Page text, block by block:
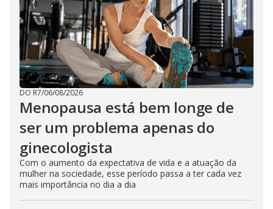
DO R7/06/08/2026
Menopausa está bem longe de
ser um problema apenas do
ginecologista
Com o aumento da expectativa de vida e a atuação da
mulher na sociedade, esse período passa a ter cada vez
mais importância no dia a dia